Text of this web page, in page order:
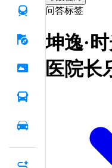
问答标签
坤逸·
医院长